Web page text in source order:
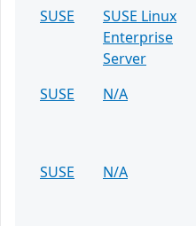
SUSE
SUSE Linux
Enterprise
Server
SUSE N/A
SUSE
N/A